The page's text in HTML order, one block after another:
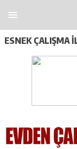
ESNEK ÇALIŞMA